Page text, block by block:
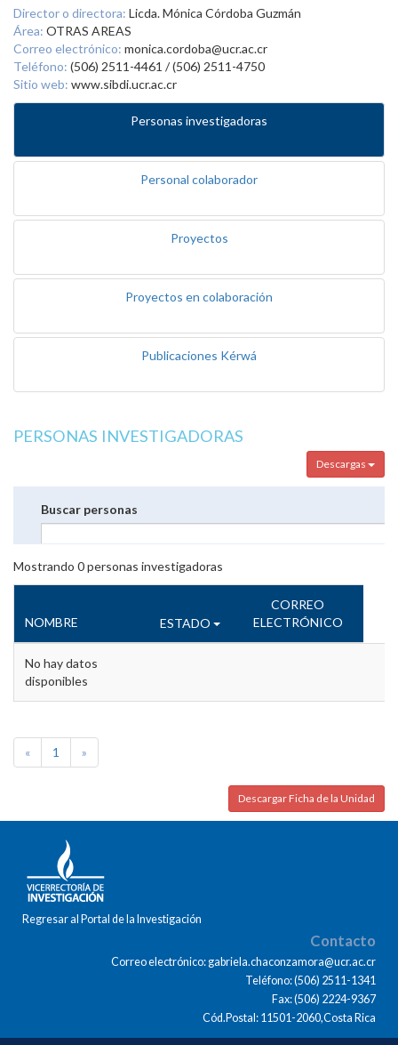
Director o directora: Licda. Mónica Córdoba Guzmán
Área: OTRAS AREAS
Correo electrónico: monica.cordoba@ucr.ac.cr
Teléfono: (506) 2511-4461 / (506) 2511-4750
Sitio web: www.sibdi.ucr.ac.cr
Personas investigadoras
Personal colaborador
Proyectos
Proyectos en colaboración
Publicaciones Kérwá
PERSONAS INVESTIGADORAS
Descargas
Buscar personas
Mostrando 0personas investigadoras
NOMBRE ESTADO
CORREO
ELECTRÓNICO
No hay datos
disponibles
« 1 »
Descargar Ficha de la Unidad
Regresar al Portal de la Investigación
Contacto
Correo electrónico: gabriela.chaconzamora@ucr.ac.cr
Teléfono: (506) 2511-1341
Fax: (506) 2224-9367
Cód.Postal: 11501-2060,Costa Rica